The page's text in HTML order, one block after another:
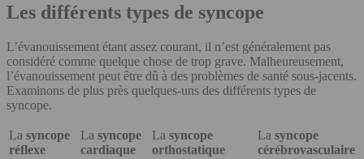
Les différents types de syncope
L’évanouissement étant assez courant, il n’est généralement pas
considéré comme quelque chose de trop grave. Malheureusement,
l’évanouissement peut être dû à des problèmes de santé sous-jacents.
Examinons de plus près quelques-uns des différents types de
syncope.
La syncope
réflexe
La syncope
cardiaque
La syncope
orthostatique
La syncope
cérébrovasculaire